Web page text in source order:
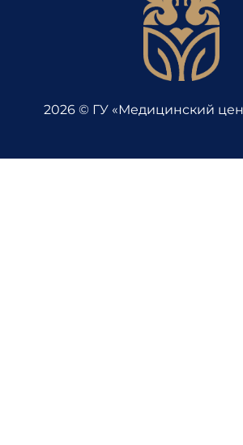
2026 © ГУ «Медицинский